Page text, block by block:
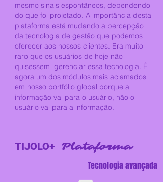
mesmo sinais espontâneos, dependendo
do que foi projetado. A importância desta
plataforma está mudando a percepção
da tecnologia de gestão que podemos
oferecer aos nossos clientes. Era muito
raro que os usuários de hoje não
quisessem gerenciar essa tecnologia. É
agora um dos módulos mais aclamados
em nosso portfólio global porque a
informação vai para o usuário, não o
usuário vai para a informação.
TIJOLO+ Plataforma
Tecnologia avançada